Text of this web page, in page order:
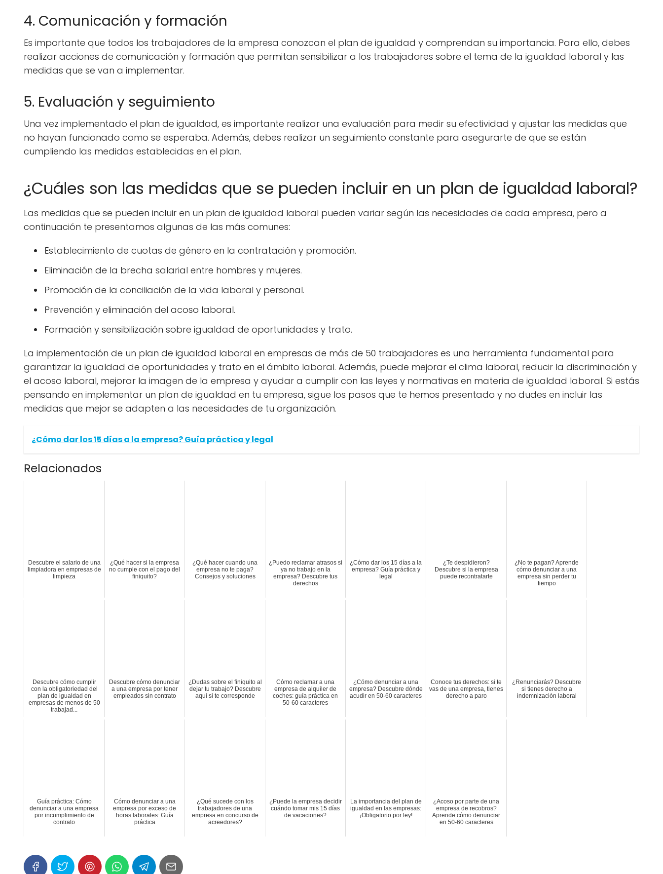
4. Comunicación y formación
Es importante que todos los trabajadores de la empresa conozcan el plan de igualdad y comprendan su importancia. Para ello, debes
realizar acciones de comunicación y formación que permitan sensibilizar a los trabajadores sobre el tema de la igualdad laboral y las
medidas que se van a implementar.
5. Evaluación y seguimiento
Una vez implementado el plan de igualdad, es importante realizar una evaluación para medir su efectividad y ajustar las medidas que
no hayan funcionado como se esperaba. Además, debes realizar un seguimiento constante para asegurarte de que se están
cumpliendo las medidas establecidas en el plan.
¿Cuáles son las medidas que se pueden incluir en un plan de igualdad laboral?
Las medidas que se pueden incluir en un plan de igualdad laboral pueden variar según las necesidades de cada empresa, pero a
continuación te presentamos algunas de las más comunes:
Establecimiento de cuotas de género en la contratación y promoción.
Eliminación de la brecha salarial entre hombres y mujeres.
Promoción de la conciliación de la vida laboral y personal.
Prevención y eliminación del acoso laboral.
Formación y sensibilización sobre igualdad de oportunidades y trato.
La implementación de un plan de igualdad laboral en empresas de más de 50 trabajadores es una herramienta fundamental para
garantizar la igualdad de oportunidades y trato en el ámbito laboral. Además, puede mejorar el clima laboral, reducir la discriminación y
el acoso laboral, mejorar la imagen de la empresa y ayudar a cumplir con las leyes y normativas en materia de igualdad laboral. Si estás
pensando en implementar un plan de igualdad en tu empresa, sigue los pasos que te hemos presentado y no dudes en incluir las
medidas que mejor se adapten a las necesidades de tu organización.
¿Cómo dar los 15 días a la empresa? Guía práctica y legal
Relacionados
Descubre el salario de una
limpiadora en empresas de
limpieza
¿Qué hacer si la empresa
no cumple con el pago del
finiquito?
¿Qué hacer cuando una
empresa no te paga?
Consejos y soluciones
¿Puedo reclamar atrasos si
ya no trabajo en la
empresa? Descubre tus
derechos
¿Cómo dar los 15 días a la
empresa? Guía práctica y
legal
¿Te despidieron?
Descubre si la empresa
puede recontratarte
¿No te pagan? Aprende
cómo denunciar a una
empresa sin perder tu
tiempo
Descubre cómo cumplir
con la obligatoriedad del
plan de igualdad en
empresas de menos de 50
trabajad...
Descubre cómo denunciar
a una empresa por tener
empleados sin contrato
¿Dudas sobre el finiquito al
dejar tu trabajo? Descubre
aquí si te corresponde
Cómo reclamar a una
empresa de alquiler de
coches: guía práctica en
50-60 caracteres
¿Cómo denunciar a una
empresa? Descubre dónde
acudir en 50-60 caracteres
Conoce tus derechos: si te
vas de una empresa, tienes
derecho a paro
¿Renunciarás? Descubre
si tienes derecho a
indemnización laboral
Guía práctica: Cómo
denunciar a una empresa
por incumplimiento de
contrato
Cómo denunciar a una
empresa por exceso de
horas laborales: Guía
práctica
¿Qué sucede con los
trabajadores de una
empresa en concurso de
acreedores?
¿Puede la empresa decidir
cuándo tomar mis 15 días
de vacaciones?
La importancia del plan de
igualdad en las empresas:
¡Obligatorio por ley!
¿Acoso por parte de una
empresa de recobros?
Aprende cómo denunciar
en 50-60 caracteres